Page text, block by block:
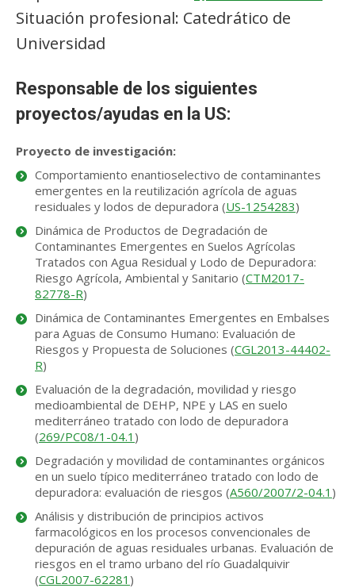
Situación profesional: Catedrático de
Universidad
Responsable de los siguientes
proyectos/ayudas en la US:
Proyecto de investigación:
Comportamiento enantioselectivo de contaminantes
emergentes en la reutilización agrícola de aguas
residuales y lodos de depuradora (US-1254283)
Dinámica de Productos de Degradación de
Contaminantes Emergentes en Suelos Agrícolas
Tratados con Agua Residual y Lodo de Depuradora:
Riesgo Agrícola, Ambiental y Sanitario (CTM2017-
82778-R)
Dinámica de Contaminantes Emergentes en Embalses
para Aguas de Consumo Humano: Evaluación de
Riesgos y Propuesta de Soluciones (CGL2013-44402-
R)
Evaluación de la degradación, movilidad y riesgo
medioambiental de DEHP, NPE y LAS en suelo
mediterráneo tratado con lodo de depuradora
(269/PC08/1-04.1 )
Degradación y movilidad de contaminantes orgánicos
en un suelo típico mediterráneo tratado con lodo de
depuradora: evaluación de riesgos (A560/2007/2-04.1 )
Análisis y distribución de principios activos
farmacológicos en los procesos convencionales de
depuración de aguas residuales urbanas. Evaluación de
riesgos en el tramo urbano del río Guadalquivir
(CGL2007-62281 )